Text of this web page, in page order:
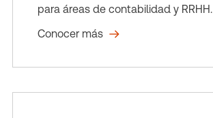
para áreas de contabilidad y RRHH.
Conocer más